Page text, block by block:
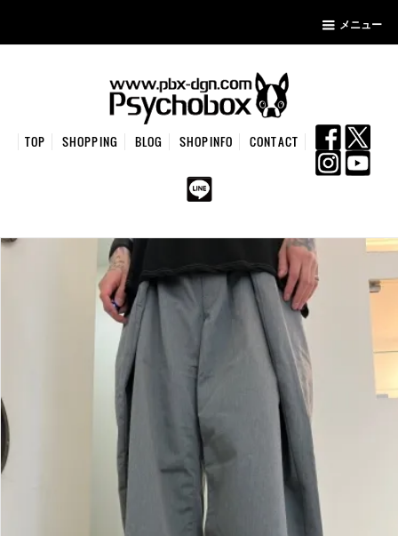
メニュー
TOP SHOPPING BLOG SHOPINFO CONTACT